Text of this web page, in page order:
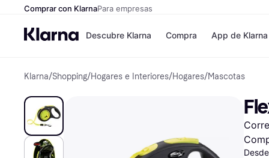
Comprar con KlarnaPara empresas
Descubre Klarna
Formas de pago
Paga ahora
Paga en 3 plazos
Paga en 30 días
Financiación
Klarna en Apple
Compra
Tiendas
Zalando
JD Sports
App de Klarna
Klarna/Shopping/Hogares e Interiores/Hogares/Mascotas